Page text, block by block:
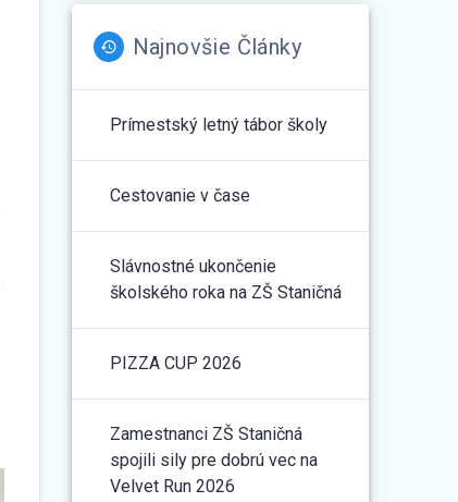
Najnovšie Články
Prímestský letný tábor školy
Cestovanie v čase
Slávnostné ukončenie
školského roka na ZŠ Staničná
PIZZA CUP 2026
Zamestnanci ZŠ Staničná
spojili sily pre dobrú vec na
Velvet Run 2026